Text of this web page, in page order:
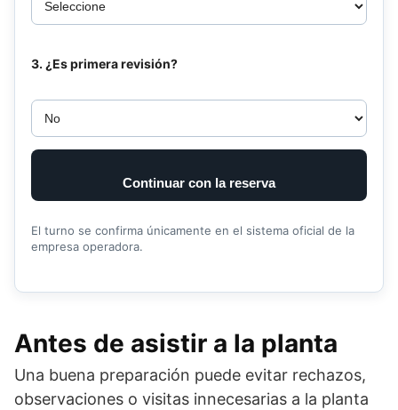
3. ¿Es primera revisión?
Continuar con la reserva
El turno se confirma únicamente en el sistema oficial de la
empresa operadora.
Antes de asistir a la planta
Una buena preparación puede evitar rechazos,
observaciones o visitas innecesarias a la planta